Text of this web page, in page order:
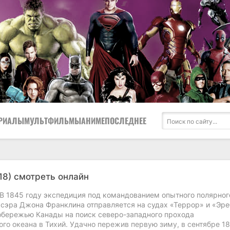
МУЛЬТФИЛЬМЫАНИМЕПОСЛЕДНЕЕ
смотреть онлайн
1845 году экспедиция под командованием опытного
сэра Джона Франклина отправляется на судах «Террор» и
Канады на поиск северо-западного прохода
океана в Тихий. Удачно пережив первую зиму, в сентябре